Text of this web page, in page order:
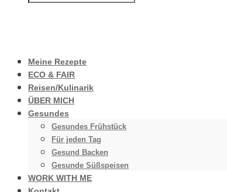
Meine Rezepte
ECO & FAIR
Reisen/Kulinarik
ÜBER MICH
Gesundes
Gesundes Frühstück
Für jeden Tag
Gesund Backen
Gesunde Süßspeisen
WORK WITH ME